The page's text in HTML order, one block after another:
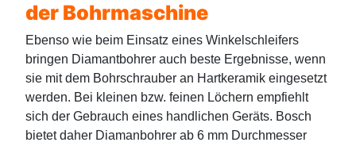
der Bohrmaschine
Ebenso wie beim Einsatz eines Winkelschleifers
bringen Diamantbohrer auch beste Ergebnisse, wenn
sie mit dem Bohrschrauber an Hartkeramik eingesetzt
werden. Bei kleinen bzw. feinen Löchern empfiehlt
sich der Gebrauch eines handlichen Geräts. Bosch
bietet daher Diamanbohrer ab 6 mm Durchmesser